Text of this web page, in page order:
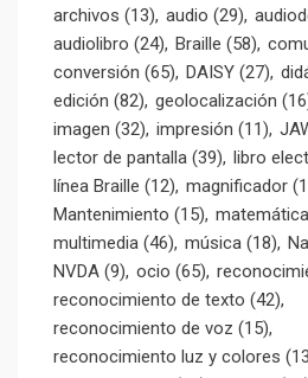
archivos (13) audio (29)
audiolibro (24) Braille (58)
conversión (65) DAISY (27)
edición (82) geolocalización
imagen (32) impresión (11)
lector de pantalla (39) libro
línea Braille (12) magnificador
Mantenimiento (15)
multimedia (46) música (18)
NVDA (9) ocio (65)
reconocimiento de texto (42)
reconocimiento de voz (15)
reconocimiento luz y colores